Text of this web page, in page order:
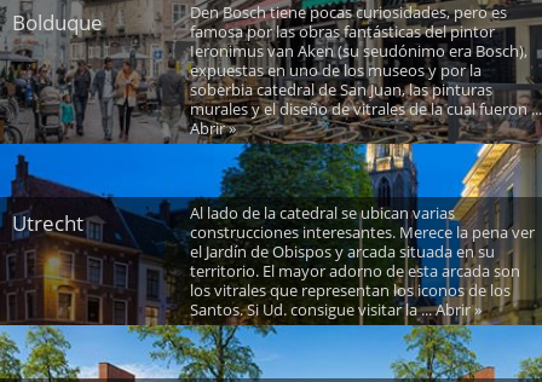
Bolduque
Den Bosch tiene pocas curiosidades, pero es
famosa por las obras fantásticas del pintor
Ieronimus van Aken (su seudónimo era Bosch),
expuestas en uno de los museos y por la
soberbia catedral de San Juan, las pinturas
murales y el diseño de vitrales de la cual fueron ...
Abrir »
Utrecht
Al lado de la catedral se ubican varias
construcciones interesantes. Merece la pena ver
el Jardín de Obispos y arcada situada en su
territorio. El mayor adorno de esta arcada son
los vitrales que representan los iconos de los
Santos. Si Ud. consigue visitar la ... Abrir »